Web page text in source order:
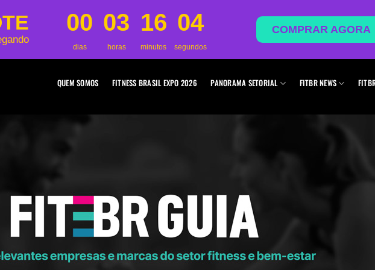
00
dias
03
horas
16
minutos
02
segundos
COMPRAR AGORA
QUEM SOMOS FITNESS BRASIL EXPO 2026 PANORAMA SETORIAL FITBR NEWS